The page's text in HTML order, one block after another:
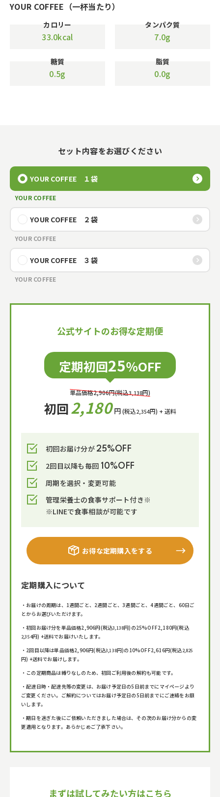
YOUR COFFEE（一杯当たり）
カロリー
33.0kcal
タンパク質
7.0g
糖質
0.5g
脂質
0.0g
セット内容をお選びください
YOUR COFFEE １袋
YOUR COFFEE
YOUR COFFEE ２袋
YOUR COFFEE
YOUR COFFEE ３袋
YOUR COFFEE
公式サイトのお得な定期便
定期初回25％OFF
単品価格2,906円(税込3,138円)
初回2,180円 (税込2,354円) + 送料
初回お届け分が25%OFF
2回目以降も毎回 10%OFF
周期を選択・変更可能
管理栄養士の食事サポート付き※
※LINEで食事相談が可能です
お得な定期購入をする
定期購入について
・お届けの周期は、1週間ごと、2週間ごと、3週間ごと、4週間ごと、60日ご
とからお選びいただけます。
・初回お届け分を単品価格2,906円(税込3,138円)の25%OFF2,180円(税込
2,354円) +送料でお届けいたします。
・2回目以降は単品価格2,906円(税込3,138円)の10%OFF2,616円(税込2,825
円) +送料でお届けします。
・この定期商品は縛りなしのため、初回ご利用後の解約も可能です。
・配達日時・配達先等の変更は、お届け予定日の5日前までにマイページより
ご変更ください。ご解約についてはお届け予定日の5日前までにご連絡をお願
いします。
・期日を過ぎた後にご依頼いただきました場合は、その次のお届け分からの変
更適用となります。あらかじめご了承下さい。
まずは試してみたい方はこちら